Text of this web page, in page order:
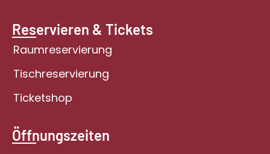
Reservieren & Tickets
Raumreservierung
Tischreservierung
Ticketshop
Öffnungszeiten